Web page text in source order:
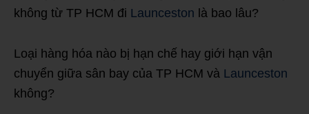
không từ TP HCM đi Launceston là bao lâu?
Loại hàng hóa nào bị hạn chế hay giới hạn vận
chuyển giữa sân bay của TP HCM và Launceston
không?